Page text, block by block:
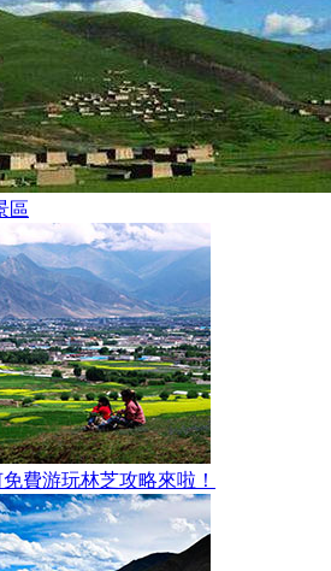
區
費游玩林芝攻略來啦！